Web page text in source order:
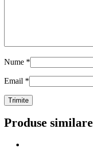
Nume *
Email *
Produse similare